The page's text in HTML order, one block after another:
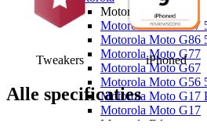
Motorola Moto G
Motorola Moto G87
Motorola Moto G86
Motorola Moto G77
Motorola Moto G67
Motorola Moto G56
Motorola Moto G17
Motorola Moto G17
Motorola Edge
Tweakers iPhoned
Alle specificaties